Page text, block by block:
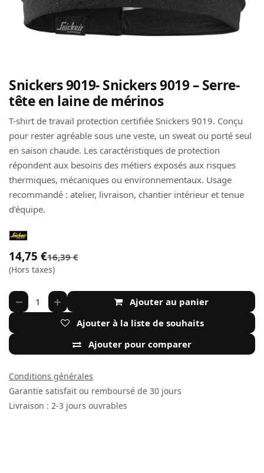
Snickers 9019- Snickers 9019 – Serre-
tête en laine de mérinos
T-shirt de travail protection certifiée Snickers 9019. Conçu
pour rester agréable sous une veste, un sweat ou porté seul
en saison chaude. Les caractéristiques de protection
répondent aux besoins des métiers exposés aux risques
thermiques, mécaniques ou environnementaux. Usage
recommandé : atelier, livraison, chantier intérieur et tenue
d’équipe.
14,75 €16,39€
(Hors taxes)
Ajouter au panier
Ajouter pour comparer
Ajouter à la liste de souhaits
Conditions générales
Garantie satisfait ou remboursé de 30 jours
Livraison : 2-3 jours ouvrables